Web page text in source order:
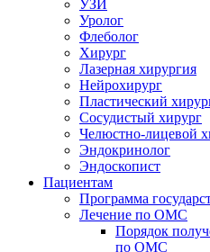
УЗИ
Уролог
Флеболог
Хирург
Лазерная хирургия
Нейрохирург
Пластический
Сосудистый хирург
Челюстно-лицевой
Эндокринолог
Эндоскопист
Пациентам
Программа
Лечение по ОМС
Порядок
по ОМС